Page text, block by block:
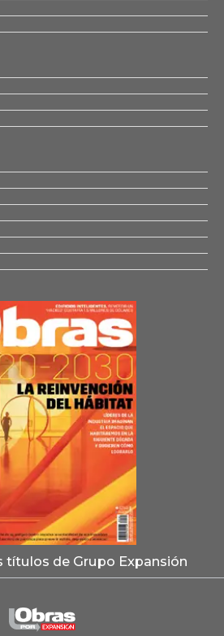
títulos de Grupo Expansión